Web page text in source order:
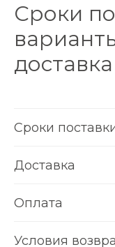
Сроки
Сроки
Доставка
Оплата
Условия